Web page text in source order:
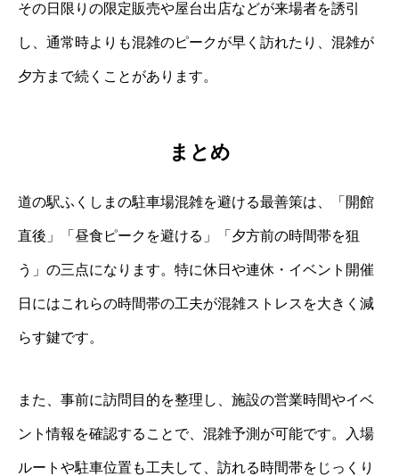
その日限りの限定販売や屋台出店などが来場者を誘引
し、通常時よりも混雑のピークが早く訪れたり、混雑が
夕方まで続くことがあります。
まとめ
道の駅ふくしまの駐車場混雑を避ける最善策は、「開館
直後」「昼食ピークを避ける」「夕方前の時間帯を狙
う」の三点になります。特に休日や連休・イベント開催
日にはこれらの時間帯の工夫が混雑ストレスを大きく減
らす鍵です。
また、事前に訪問目的を整理し、施設の営業時間やイベ
ント情報を確認することで、混雑予測が可能です。入場
ルートや駐車位置も工夫して、訪れる時間帯をじっくり